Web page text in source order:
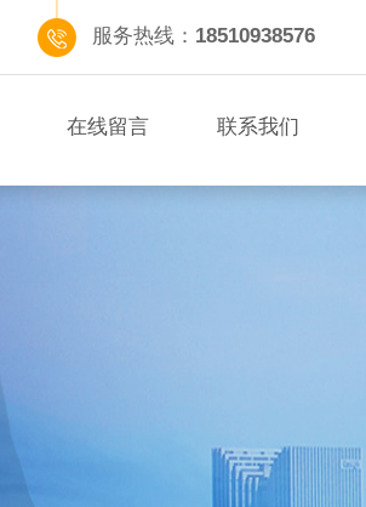
服务热线： 18510938576
在线留言 联系我们